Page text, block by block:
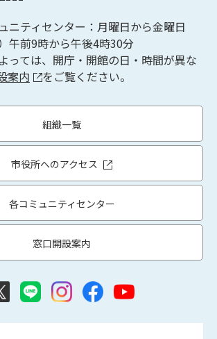
ニティセンター：月曜日から金曜日
午前9時から午後4時30分
っては、開庁・開館の日・時間が異な
案内 をご覧ください。
組織一覧
市役所へのアクセス
各コミュニティセンター
窓口開設案内